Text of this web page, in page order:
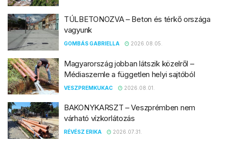
TÚLBETONOZVA – Beton és térkő országa
vagyunk
GOMBÁS GABRIELLA 2026.08.05.
Magyarország jobban látszik közelről –
Médiaszemle a független helyi sajtóból
VESZPREMKUKAC 2026.08.01.
BAKONYKARSZT – Veszprémben nem
várható vízkorlátozás
RÉVÉSZ ERIKA 2026.07.31.